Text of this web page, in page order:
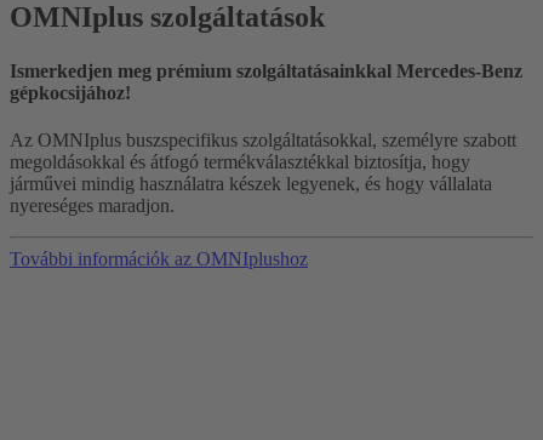
OMNIplus szolgáltatások
Ismerkedjen meg prémium szolgáltatásainkkal Mercedes-Benz
gépkocsijához!
Az OMNIplus buszspecifikus szolgáltatásokkal, személyre szabott
megoldásokkal és átfogó termékválasztékkal biztosítja, hogy
járművei mindig használatra készek legyenek, és hogy vállalata
nyereséges maradjon.
További információk az OMNIplushoz